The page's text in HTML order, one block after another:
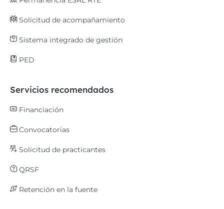
Solicitud de acompañamiento
Sistema integrado de gestión
PED
Servicios recomendados
Financiación
Convocatorias
Solicitud de practicantes
QRSF
Retención en la fuente